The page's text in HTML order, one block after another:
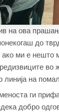
на ова
до
ми е нешто
линија на
ги
добро